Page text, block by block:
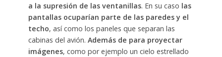
a la supresión de las ventanillas. En su caso las
pantallas ocuparían parte de las paredes y el
techo, así como los paneles que separan las
cabinas del avión. Además de para proyectar
imágenes, como por ejemplo un cielo estrellado